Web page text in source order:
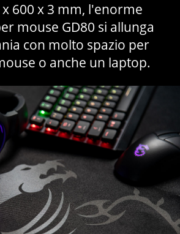
x 600 x 3 mm, l'enorme
mouse GD80 si allunga
con molto spazio per
o anche un laptop.